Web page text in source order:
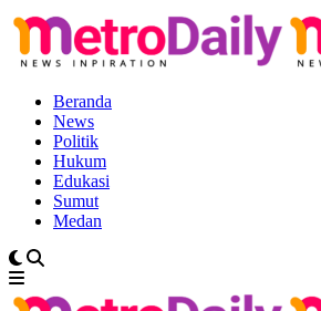
Beranda
News
Politik
Hukum
Edukasi
Sumut
Medan